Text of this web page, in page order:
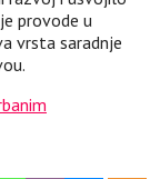
provode u
vrsta saradnje